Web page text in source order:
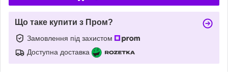
Що таке купити з Пром?
Замовлення під захистом
Доступна доставка